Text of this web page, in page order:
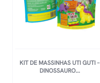
KIT DE MASSINHAS UTI GUTI –
DINOSSAURO...